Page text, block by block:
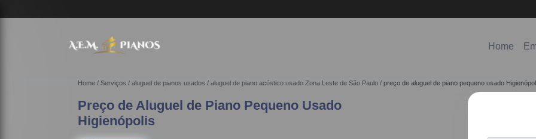
Home
Home Serviços aluguel de pianos usados aluguel de piano acústico usado Zona Leste de São Paulo preço de aluguel de piano pequeno usado
Preço de Aluguel de Piano Pequeno Usado
Higienópolis